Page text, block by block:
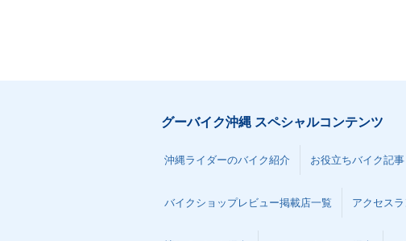
グーバイク沖縄 スペシャルコンテンツ
沖縄ライダーのバイク紹介 お役立ちバイク記事
バイクショップレビュー掲載店一覧 アクセス